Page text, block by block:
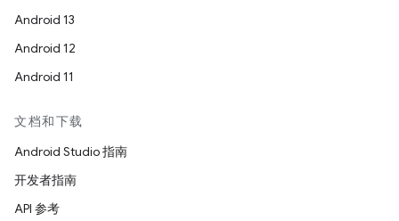
Android 13
Android 12
Android 11
文档和下载
Android Studio 指南
开发者指南
API 参考